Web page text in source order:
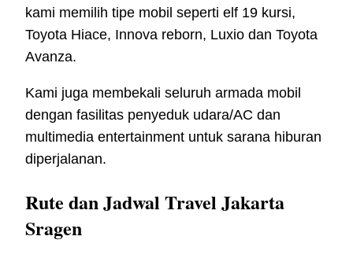
kami memilih tipe mobil seperti elf 19 kursi,
Toyota Hiace, Innova reborn, Luxio dan Toyota
Avanza.
Kami juga membekali seluruh armada mobil
dengan fasilitas penyeduk udara/AC dan
multimedia entertainment untuk sarana hiburan
diperjalanan.
Rute dan Jadwal Travel Jakarta
Sragen